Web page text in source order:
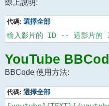
線上說明:
代碼: 選擇全部
YouTube
BBCode 使用方法:
代碼: 選擇全部